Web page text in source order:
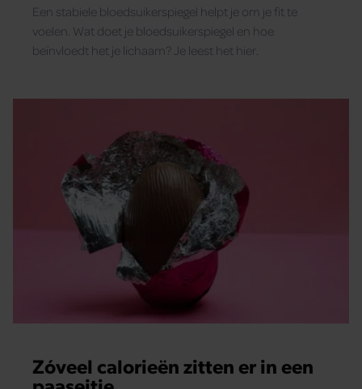
Een stabiele bloedsuikerspiegel helpt je om je fit te
voelen. Wat doet je bloedsuikerspiegel en hoe
beïnvloedt het je lichaam? Je leest het hier.
Zóveel calorieën zitten er in een